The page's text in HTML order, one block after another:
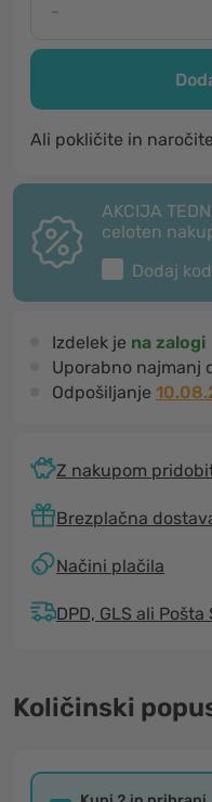
-
Ali pokličite in
AKCIJA
celoten
Dodaj
Izdelek je na zalogi
Uporabno najmanj
Odpošiljanje
Z nakupom
Brezplačna
Načini plačila
DPD, GLS ali
Količinski